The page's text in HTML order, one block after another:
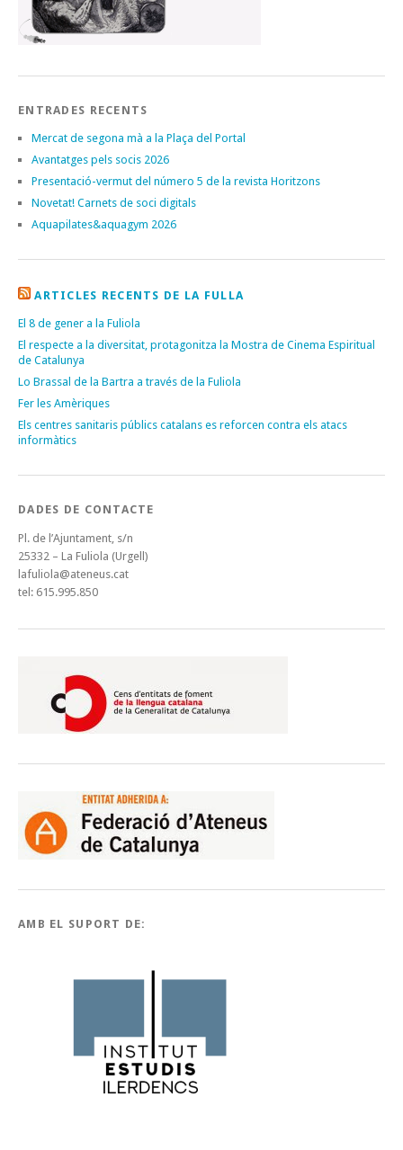
ENTRADES RECENTS
Mercat de segona mà a la Plaça del Portal
Avantatges pels socis 2026
Presentació-vermut del número 5 de la revista Horitzons
Novetat! Carnets de soci digitals
Aquapilates&aquagym 2026
ARTICLES RECENTS DE LA FULLA
El 8 de gener a la Fuliola
El respecte a la diversitat, protagonitza la Mostra de Cinema Espiritual
de Catalunya
Lo Brassal de la Bartra a través de la Fuliola
Fer les Amèriques
Els centres sanitaris públics catalans es reforcen contra els atacs
informàtics
DADES DE CONTACTE
Pl. de l’Ajuntament, s/n
25332 – La Fuliola (Urgell)
lafuliola@ateneus.cat
tel: 615.995.850
AMB EL SUPORT DE: